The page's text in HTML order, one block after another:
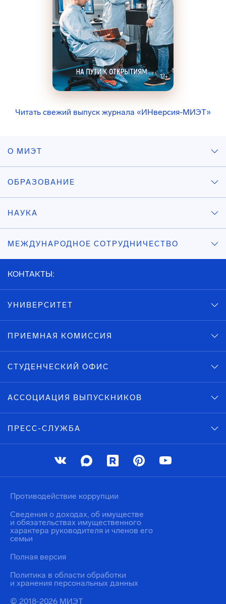
Читать свежий выпуск журнала «ИНверсия-МИЭТ»
О МИЭТ
ОБРАЗОВАНИЕ
НАУКА
МЕЖДУНАРОДНОЕ СОТРУДНИЧЕСТВО
КОНТАКТЫ:
УНИВЕРСИТЕТ
ПРИЕМНАЯ КОМИССИЯ
СТУДЕНЧЕСКИЙ ОФИС
АССОЦИАЦИЯ ВЫПУСКНИКОВ
ПРЕСС-СЛУЖБА
© 2018-2026 МИЭТ
Политика в области обработки
и хранения персональных данных
Противодействие коррупции
Сведения о доходах, об имуществе
и обязательствах имущественного
характера руководителя и членов его
семьи
Полная версия